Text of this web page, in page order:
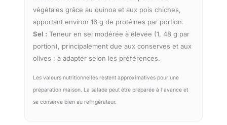
végétales grâce au quinoa et aux pois chiches,
apportant environ 16 g de protéines par portion.
Sel : Teneur en sel modérée à élevée (1, 48 g par
portion), principalement due aux conserves et aux
olives ; à adapter selon les préférences.
Les valeurs nutritionnelles restent approximatives pour une
préparation maison. La salade peut être préparée à l'avance et
se conserve bien au réfrigérateur.